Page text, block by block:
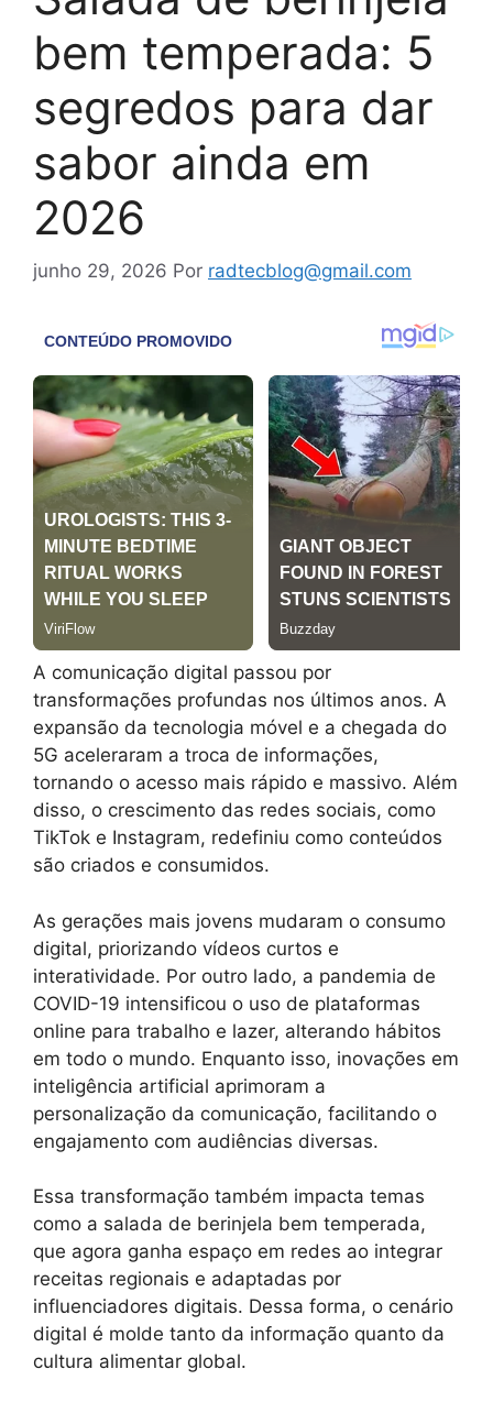
bem temperada: 5
segredos para dar
sabor ainda em
2026
junho 29, 2026 Por radtecblog@gmail.com
A comunicação digital passou por
transformações profundas nos últimos anos. A
expansão da tecnologia móvel e a chegada do
5G aceleraram a troca de informações,
tornando o acesso mais rápido e massivo. Além
disso, o crescimento das redes sociais, como
TikTok e Instagram, redefiniu como conteúdos
são criados e consumidos.
As gerações mais jovens mudaram o consumo
digital, priorizando vídeos curtos e
interatividade. Por outro lado, a pandemia de
COVID-19 intensificou o uso de plataformas
online para trabalho e lazer, alterando hábitos
em todo o mundo. Enquanto isso, inovações em
inteligência artificial aprimoram a
personalização da comunicação, facilitando o
engajamento com audiências diversas.
Essa transformação também impacta temas
como a salada de berinjela bem temperada,
que agora ganha espaço em redes ao integrar
receitas regionais e adaptadas por
influenciadores digitais. Dessa forma, o cenário
digital é molde tanto da informação quanto da
cultura alimentar global.